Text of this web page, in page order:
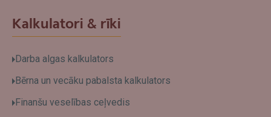
Kalkulatori & rīki
Darba algas kalkulators
Bērna un vecāku pabalsta kalkulators
Finanšu veselības ceļvedis